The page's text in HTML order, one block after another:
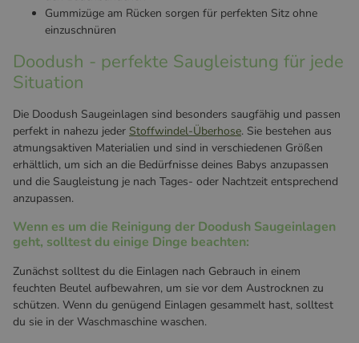
Gummizüge am Rücken sorgen für perfekten Sitz ohne
einzuschnüren
Doodush - perfekte Saugleistung für jede
Situation
Die Doodush Saugeinlagen sind besonders saugfähig und passen
perfekt in nahezu jeder Stoffwindel-Überhose. Sie bestehen aus
atmungsaktiven Materialien und sind in verschiedenen Größen
erhältlich, um sich an die Bedürfnisse deines Babys anzupassen
und die Saugleistung je nach Tages- oder Nachtzeit entsprechend
anzupassen.
Wenn es um die Reinigung der Doodush Saugeinlagen
geht, solltest du einige Dinge beachten:
Zunächst solltest du die Einlagen nach Gebrauch in einem
feuchten Beutel aufbewahren, um sie vor dem Austrocknen zu
schützen. Wenn du genügend Einlagen gesammelt hast, solltest
du sie in der Waschmaschine waschen.